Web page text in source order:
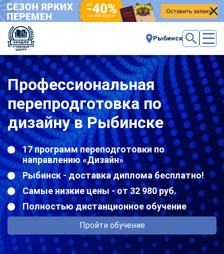
Рыбинск
Профессиональная
перепродготовка по
дизайну в Рыбинске
17 программ переподготовки по
направлению «Дизайн»
Рыбинск - доставка диплома бесплатно!
Самые низкие цены - от 32 980 руб.
Полностью дистанционное обучение
Пройти обучение